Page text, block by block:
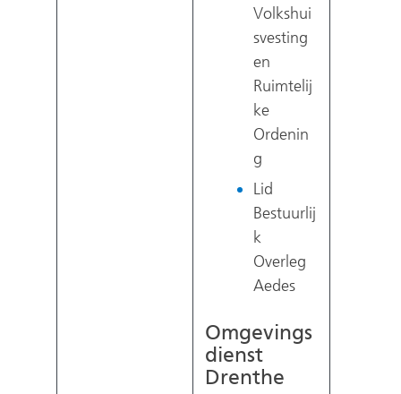
Volkshui
svesting
en
Ruimtelij
ke
Ordenin
g
Lid
Bestuurlij
k
Overleg
Aedes
Omgevings
dienst
Drenthe